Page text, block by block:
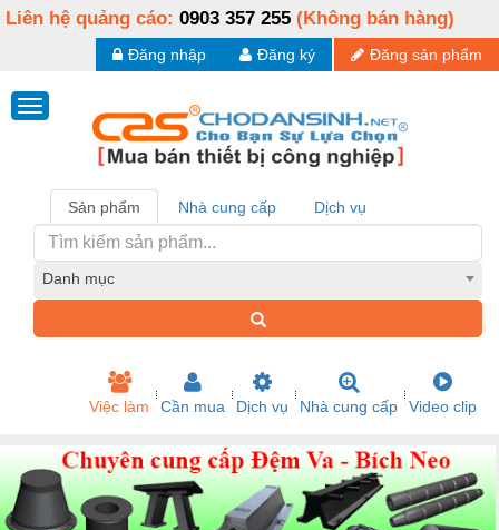
Liên hệ quảng cáo: 0903 357 255 (Không bán hàng)
Đăng sản phẩm
Đăng ký
Đăng nhập
Sản phẩm Nhà cung cấp Dịch vụ
Danh mục
Việc làm Cần mua Dịch vụ Nhà cung cấp Video clip